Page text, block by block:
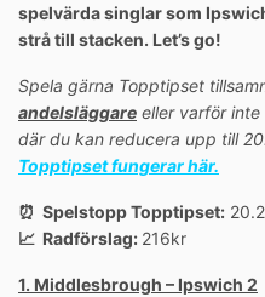
spelvärda singlar som
strå till stacken. Let’s go!
Spela gärna Topptipset
andelsläggare eller varför inte
där du kan reducera upp till
Topptipset fungerar här.
⏰ Spelstopp Topptipset:
📈 Radförslag: 216kr
1. Middlesbrough – Ipswich 2